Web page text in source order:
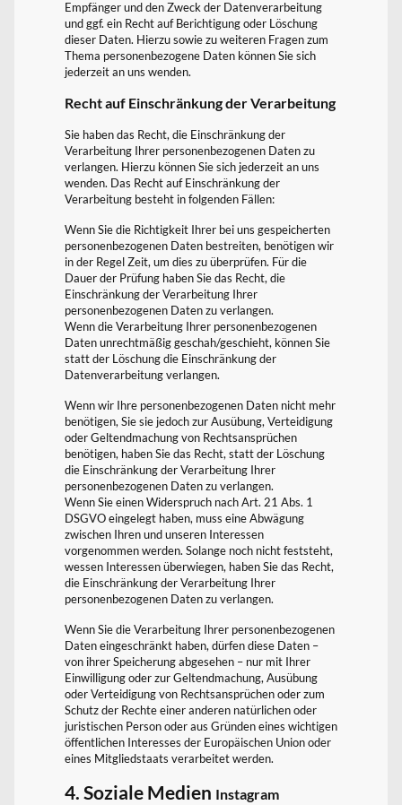
Empfänger und den Zweck der Datenverarbeitung
und ggf. ein Recht auf Berichtigung oder Löschung
dieser Daten. Hierzu sowie zu weiteren Fragen zum
Thema personenbezogene Daten können Sie sich
jederzeit an uns wenden.
Recht auf Einschränkung der Verarbeitung
Sie haben das Recht, die Einschränkung der
Verarbeitung Ihrer personenbezogenen Daten zu
verlangen. Hierzu können Sie sich jederzeit an uns
wenden. Das Recht auf Einschränkung der
Verarbeitung besteht in folgenden Fällen:
Wenn Sie die Richtigkeit Ihrer bei uns gespeicherten
personenbezogenen Daten bestreiten, benötigen wir
in der Regel Zeit, um dies zu überprüfen. Für die
Dauer der Prüfung haben Sie das Recht, die
Einschränkung der Verarbeitung Ihrer
personenbezogenen Daten zu verlangen.
Wenn die Verarbeitung Ihrer personenbezogenen
Daten unrechtmäßig geschah/geschieht, können Sie
statt der Löschung die Einschränkung der
Datenverarbeitung verlangen.
Wenn wir Ihre personenbezogenen Daten nicht mehr
benötigen, Sie sie jedoch zur Ausübung, Verteidigung
oder Geltendmachung von Rechtsansprüchen
benötigen, haben Sie das Recht, statt der Löschung
die Einschränkung der Verarbeitung Ihrer
personenbezogenen Daten zu verlangen.
Wenn Sie einen Widerspruch nach Art. 21 Abs. 1
DSGVO eingelegt haben, muss eine Abwägung
zwischen Ihren und unseren Interessen
vorgenommen werden. Solange noch nicht feststeht,
wessen Interessen überwiegen, haben Sie das Recht,
die Einschränkung der Verarbeitung Ihrer
personenbezogenen Daten zu verlangen.
Wenn Sie die Verarbeitung Ihrer personenbezogenen
Daten eingeschränkt haben, dürfen diese Daten –
von ihrer Speicherung abgesehen – nur mit Ihrer
Einwilligung oder zur Geltendmachung, Ausübung
oder Verteidigung von Rechtsansprüchen oder zum
Schutz der Rechte einer anderen natürlichen oder
juristischen Person oder aus Gründen eines wichtigen
öffentlichen Interesses der Europäischen Union oder
eines Mitgliedstaats verarbeitet werden.
4. Soziale Medien Instagram